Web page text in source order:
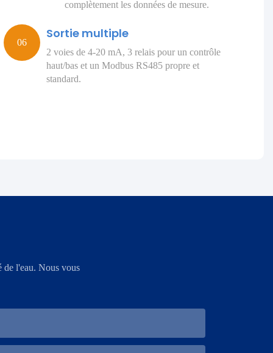
complètement les données de mesure.
Sortie multiple
2 voies de 4-20 mA, 3 relais pour un contrôle
haut/bas et un Modbus RS485 propre et
standard.
l'eau. Nous vous